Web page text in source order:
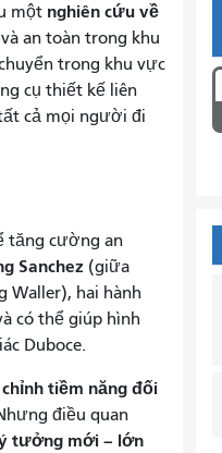
một nghiên cứu về
an toàn trong khu
trong khu vực
cụ thiết kế liên
cả mọi người đi
tăng cường an
Sanchez (giữa
Waller), hai hành
có thể giúp hình
Duboce.
tiềm năng đối
điều quan
tưởng mới – lớn